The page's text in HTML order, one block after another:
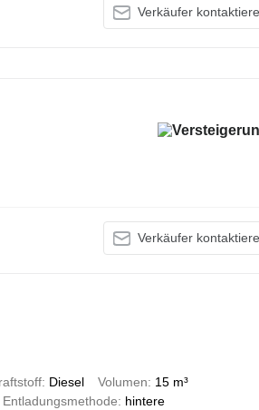
Verkäufer
Verkäufer
Diesel Volumen
15 m³
Entladungsmethode hintere